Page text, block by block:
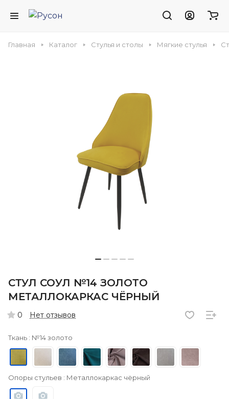
Главная Каталог Стулья и столы Мягкие стулья
СТУЛ СОУЛ №14 ЗОЛОТО
МЕТАЛЛОКАРКАС ЧЁРНЫЙ
0 Нет отзывов
Ткань : №14 золото
Опоры стульев : Металлокаркас чёрный